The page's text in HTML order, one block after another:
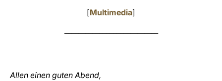
[Multimedia]
Allen einen guten Abend,